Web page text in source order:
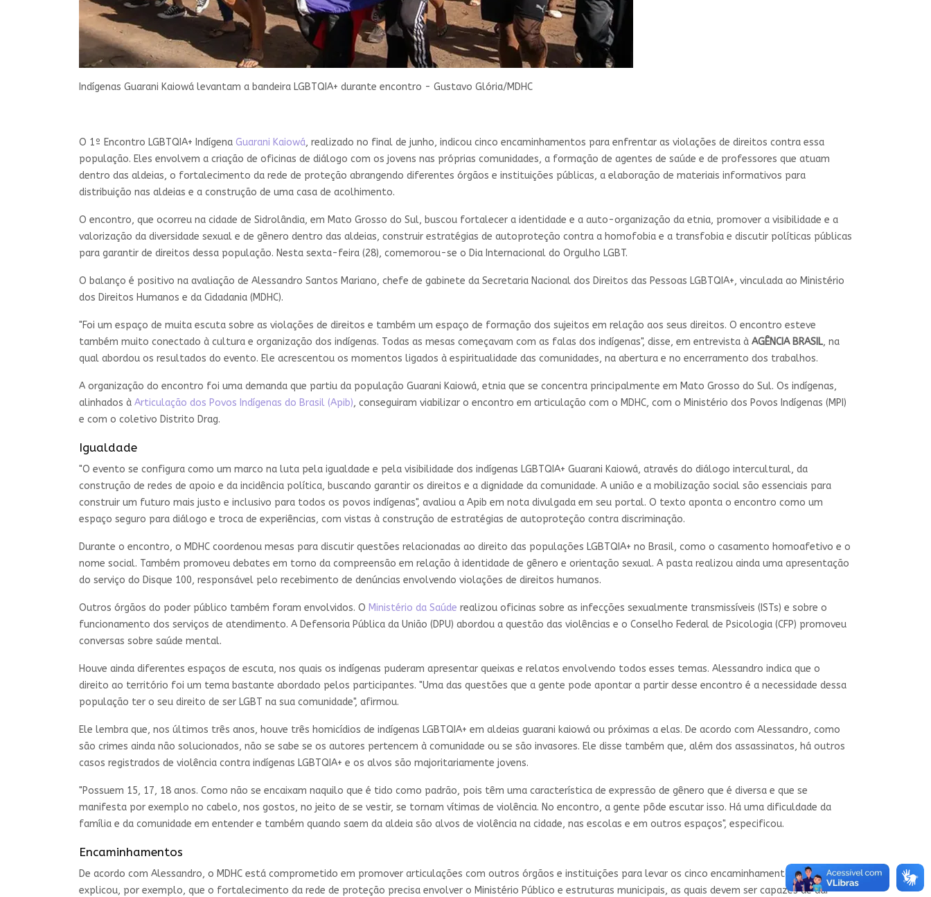
Indígenas Guarani Kaiowá levantam a bandeira LGBTQIA+ durante encontro - Gustavo Glória/MDHC
O 1º Encontro LGBTQIA+ Indígena Guarani Kaiowá, realizado no final de junho, indicou cinco encaminhamentos para enfrentar as violações de direitos contra essa
população. Eles envolvem a criação de oficinas de diálogo com os jovens nas próprias comunidades, a formação de agentes de saúde e de professores que atuam
dentro das aldeias, o fortalecimento da rede de proteção abrangendo diferentes órgãos e instituições públicas, a elaboração de materiais informativos para
distribuição nas aldeias e a construção de uma casa de acolhimento.
O encontro, que ocorreu na cidade de Sidrolândia, em Mato Grosso do Sul, buscou fortalecer a identidade e a auto-organização da etnia, promover a visibilidade e a
valorização da diversidade sexual e de gênero dentro das aldeias, construir estratégias de autoproteção contra a homofobia e a transfobia e discutir políticas públicas
para garantir de direitos dessa população. Nesta sexta-feira (28), comemorou-se o Dia Internacional do Orgulho LGBT.
O balanço é positivo na avaliação de Alessandro Santos Mariano, chefe de gabinete da Secretaria Nacional dos Direitos das Pessoas LGBTQIA+, vinculada ao Ministério
dos Direitos Humanos e da Cidadania (MDHC).
"Foi um espaço de muita escuta sobre as violações de direitos e também um espaço de formação dos sujeitos em relação aos seus direitos. O encontro esteve
também muito conectado à cultura e organização dos indígenas. Todas as mesas começavam com as falas dos indígenas", disse, em entrevista à AGÊNCIA BRASIL, na
qual abordou os resultados do evento. Ele acrescentou os momentos ligados à espiritualidade das comunidades, na abertura e no encerramento dos trabalhos.
A organização do encontro foi uma demanda que partiu da população Guarani Kaiowá, etnia que se concentra principalmente em Mato Grosso do Sul. Os indígenas,
alinhados à Articulação dos Povos Indígenas do Brasil (Apib), conseguiram viabilizar o encontro em articulação com o MDHC, com o Ministério dos Povos Indígenas (MPI)
e com o coletivo Distrito Drag.
Igualdade
"O evento se configura como um marco na luta pela igualdade e pela visibilidade dos indígenas LGBTQIA+ Guarani Kaiowá, através do diálogo intercultural, da
construção de redes de apoio e da incidência política, buscando garantir os direitos e a dignidade da comunidade. A união e a mobilização social são essenciais para
construir um futuro mais justo e inclusivo para todos os povos indígenas", avaliou a Apib em nota divulgada em seu portal. O texto aponta o encontro como um
espaço seguro para diálogo e troca de experiências, com vistas à construção de estratégias de autoproteção contra discriminação.
Durante o encontro, o MDHC coordenou mesas para discutir questões relacionadas ao direito das populações LGBTQIA+ no Brasil, como o casamento homoafetivo e o
nome social. Também promoveu debates em torno da compreensão em relação à identidade de gênero e orientação sexual. A pasta realizou ainda uma apresentação
do serviço do Disque 100, responsável pelo recebimento de denúncias envolvendo violações de direitos humanos.
Outros órgãos do poder público também foram envolvidos. O Ministério da Saúde realizou oficinas sobre as infecções sexualmente transmissíveis (ISTs) e sobre o
funcionamento dos serviços de atendimento. A Defensoria Pública da União (DPU) abordou a questão das violências e o Conselho Federal de Psicologia (CFP) promoveu
conversas sobre saúde mental.
Houve ainda diferentes espaços de escuta, nos quais os indígenas puderam apresentar queixas e relatos envolvendo todos esses temas. Alessandro indica que o
direito ao território foi um tema bastante abordado pelos participantes. "Uma das questões que a gente pode apontar a partir desse encontro é a necessidade dessa
população ter o seu direito de ser LGBT na sua comunidade", afirmou.
Ele lembra que, nos últimos três anos, houve três homicídios de indígenas LGBTQIA+ em aldeias guarani kaiowá ou próximas a elas. De acordo com Alessandro, como
são crimes ainda não solucionados, não se sabe se os autores pertencem à comunidade ou se são invasores. Ele disse também que, além dos assassinatos, há outros
casos registrados de violência contra indígenas LGBTQIA+ e os alvos são majoritariamente jovens.
"Possuem 15, 17, 18 anos. Como não se encaixam naquilo que é tido como padrão, pois têm uma característica de expressão de gênero que é diversa e que se
manifesta por exemplo no cabelo, nos gostos, no jeito de se vestir, se tornam vítimas de violência. No encontro, a gente pôde escutar isso. Há uma dificuldade da
família e da comunidade em entender e também quando saem da aldeia são alvos de violência na cidade, nas escolas e em outros espaços", especificou.
Encaminhamentos
De acordo com Alessandro, o MDHC está comprometido em promover articulações com outros órgãos e instituições para levar os cinco encaminhamentos adiante. Ele
explicou, por exemplo, que o fortalecimento da rede de proteção precisa envolver o Ministério Público e estruturas municipais, as quais devem ser capazes de dar